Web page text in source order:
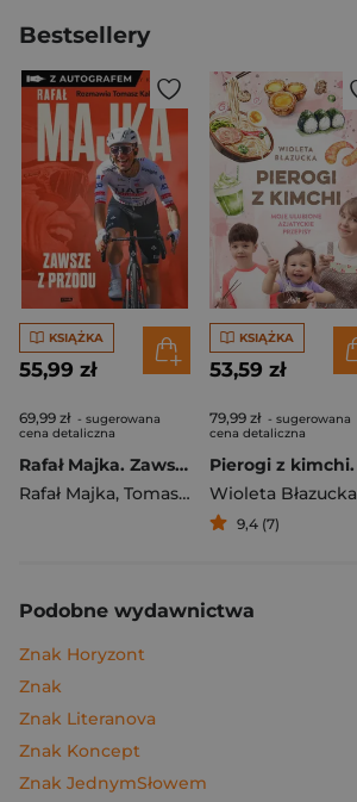
Bestsellery
KSIĄŻKA
55,99 zł
69,99 zł - sugerowana
cena detaliczna
Rafał Majka. Zawsze z przodu. Rozmawia Tomasz Kalemba - książka z autografem
Rafał Majka, Tomasz Kalemba
KSIĄŻKA
53,59 zł
79,99 zł - sugerowana
cena detaliczna
Wioleta Błazucka
9,4 (7)
Podobne wydawnictwa
Znak Horyzont
Znak
Znak Literanova
Znak Koncept
Znak JednymSłowem